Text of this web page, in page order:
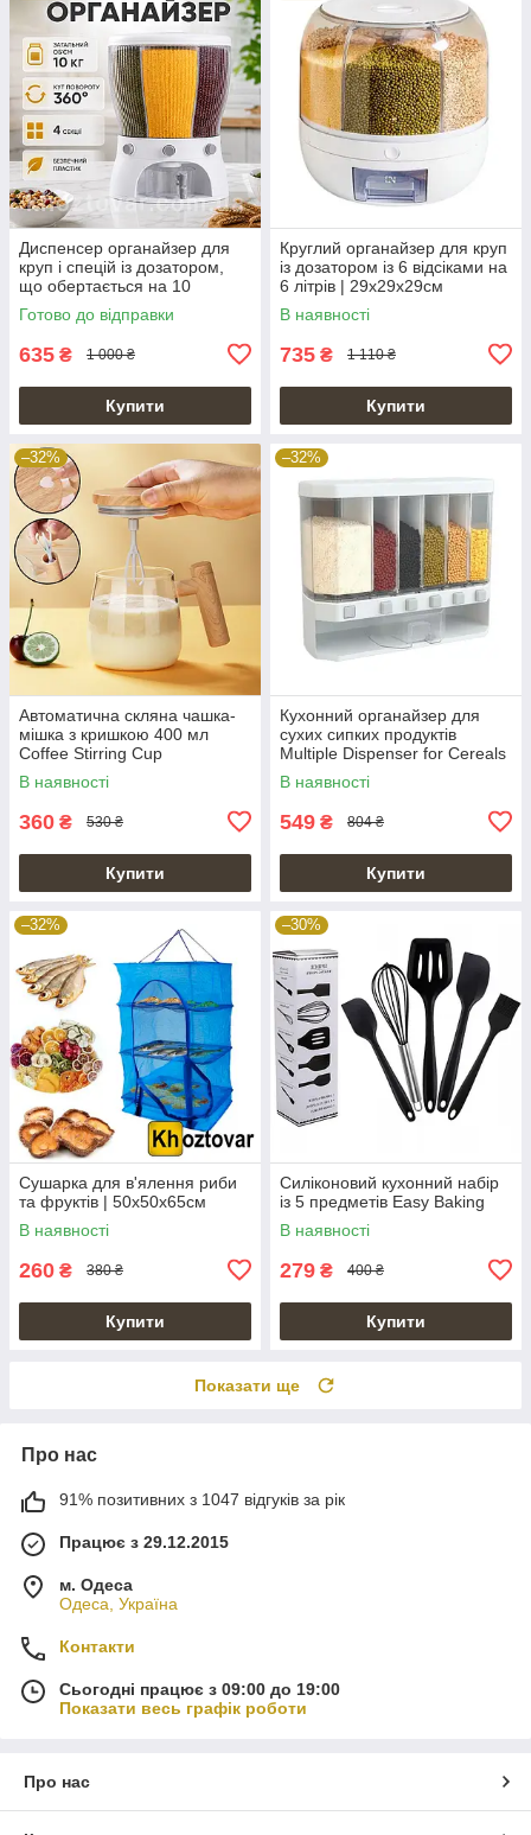
Диспенсер органайзер для
круп і спецій із дозатором,
що обертається на 10
кілограмів
Готово до відправки
635 ₴ 1 000 ₴
Купити
Круглий органайзер для круп
із дозатором із 6 відсіками на
6 літрів | 29х29х29см
В наявності
735 ₴ 1 110 ₴
Купити
–32%
Автоматична скляна чашка-
мішка з кришкою 400 мл
Coffee Stirring Cup
В наявності
360 ₴ 530 ₴
Купити
–32%
Кухонний органайзер для
сухих сипких продуктів
Multiple Dispenser for Cereals
| 6 секцій
В наявності
549 ₴ 804 ₴
Купити
–32%
Сушарка для в'ялення риби
та фруктів | 50х50х65см
В наявності
260 ₴ 380 ₴
Купити
–30%
Силіконовий кухонний набір
із 5 предметів Easy Baking
В наявності
279 ₴ 400 ₴
Купити
Показати ще
Про нас
91% позитивних з 1047 відгуків за рік
Працює з 29.12.2015
м. Одеса
Одеса, Україна
Контакти
Сьогодні працює з 09:00 до 19:00
Показати весь графік роботи
Про нас